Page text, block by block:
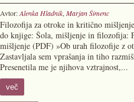
Avtor:Alenka Hladnik, Marjan Šimenc
Filozofija za otroke in kritično
do knjige: Šola, mišljenje in filozofija:
mišljenje (PDF) »Ob urah filozofije z
Zastavljala sem vprašanja in tiho
Presenetila me je njihova vztrajnost,...
več